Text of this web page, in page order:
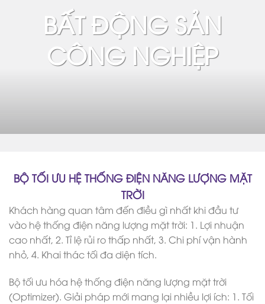
BẤT ĐỘNG SẢN
CÔNG NGHIỆP
BỘ TỐI ƯU HỆ THỐNG ĐIỆN NĂNG LƯỢNG MẶT
TRỜI
Khách hàng quan tâm đến điều gì nhất khi đầu tư
vào hệ thống điện năng lượng mặt trời: 1. Lợi nhuận
cao nhất, 2. Tỉ lệ rủi ro thấp nhất, 3. Chi phí vận hành
nhỏ, 4. Khai thác tối đa diện tích.
Bộ tối ưu hóa hệ thống điện năng lượng mặt trời
(Optimizer). Giải pháp mới mang lại nhiều lợi ích: 1. Tối